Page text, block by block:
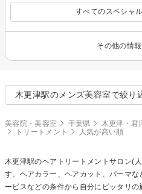
すべてのスペシャ
その他の情
木更津駅のメンズ美容室で絞り
美容院・美容室 千葉県 木更津・君
トリートメント
人気が高い順
木更津駅のヘアトリートメントサロン(
す。ヘアカラー、ヘアカット、パーマ
ービスなどの条件から自分にピッタリ